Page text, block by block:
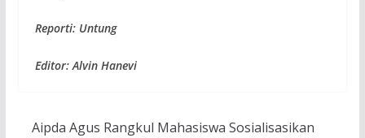
Reporti: Untung
Editor: Alvin Hanevi
Aipda Agus Rangkul Mahasiswa Sosialisasikan